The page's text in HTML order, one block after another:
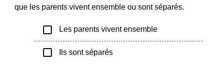
que les parents vivent ensemble ou sont séparés.
check_box_outline_blank Les parents vivent ensemble
check_box_outline_blank Ils sont séparés